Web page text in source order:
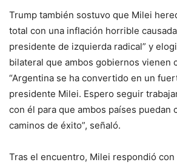
Trump también sostuvo que Milei
total con una inflación horrible
presidente de izquierda radical” y
bilateral que ambos gobiernos vienen
“Argentina se ha convertido en un
presidente Milei. Espero seguir
con él para que ambos países puedan
caminos de éxito”, señaló.
Tras el encuentro, Milei respondió con